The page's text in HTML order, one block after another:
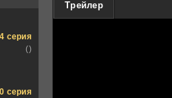
Трейлер
4 серия
()
серия